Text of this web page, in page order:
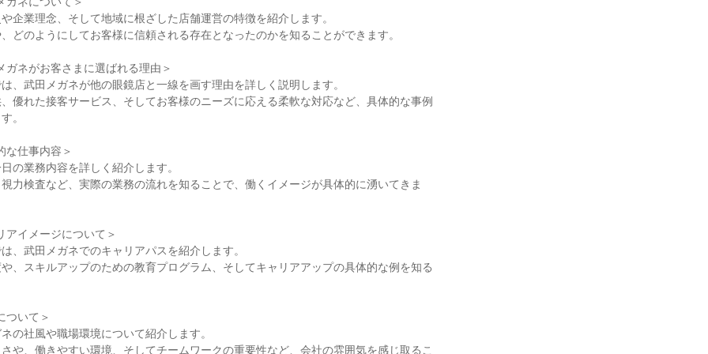
企業理念、そして地域に根ざした店舗運営の特徴を紹介します。
どのようにしてお客様に信頼される存在となったのかを知ることができます。
ガネがお客さまに選ばれる理由＞
、武田メガネが他の眼鏡店と一線を画す理由を詳しく説明します。
優れた接客サービス、そしてお客様のニーズに応える柔軟な対応など、具体的な事例
。
な仕事内容＞
の業務内容を詳しく紹介します。
力検査など、実際の業務の流れを知ることで、働くイメージが具体的に湧いてきま
アイメージについて＞
、武田メガネでのキャリアパスを紹介します。
、スキルアップのための教育プログラム、そしてキャリアアップの具体的な例を知る
ついて＞
の社風や職場環境について紹介します。
や、働きやすい環境、そしてチームワークの重要性など、会社の雰囲気を感じ取るこ